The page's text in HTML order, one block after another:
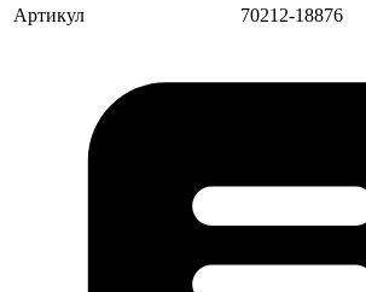
Артикул
70212-18876